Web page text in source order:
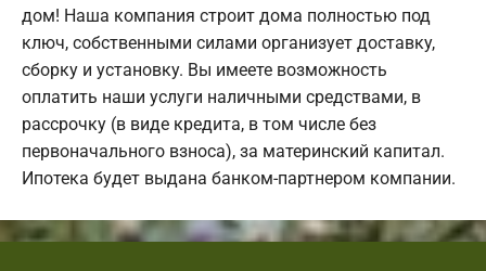
дом! Наша компания строит дома полностью под
ключ, собственными силами организует доставку,
сборку и установку. Вы имеете возможность
оплатить наши услуги наличными средствами, в
рассрочку (в виде кредита, в том числе без
первоначального взноса), за материнский капитал.
Ипотека будет выдана банком-партнером компании.